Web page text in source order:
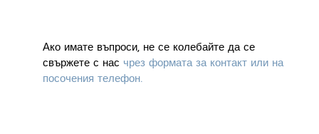
Ако имате въпроси, не се колебайте да се
свържете с нас чрез формата за контакт или на
посочения телефон.